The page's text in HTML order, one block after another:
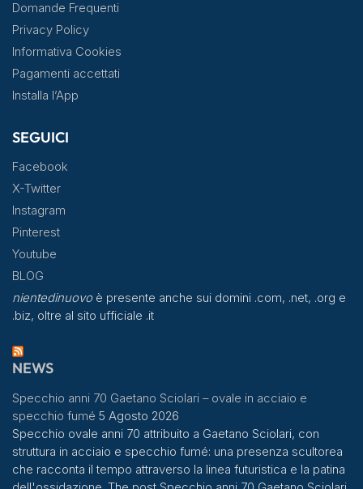
Domande Frequenti
Privacy Policy
Informativa Cookies
Pagamenti accettati
Installa l’App
SEGUICI
Facebook
X-Twitter
Instagram
Pinterest
Youtube
BLOG
nientedinuovoè presente anche sui domini .com, .net, .org e
.biz, oltre al sito ufficiale .it
NEWS
Specchio anni 70 Gaetano Sciolari – ovale in acciaio e
specchio fumé 5 Agosto 2026
Specchio ovale anni 70 attribuito a Gaetano Sciolari, con
struttura in acciaio e specchio fumé: una presenza scultorea
che racconta il tempo attraverso la linea futuristica e la patina